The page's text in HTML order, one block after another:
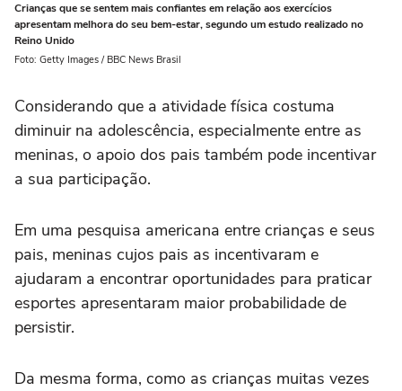
Crianças que se sentem mais confiantes em relação aos exercícios
apresentam melhora do seu bem-estar, segundo um estudo realizado no
Reino Unido
Foto: Getty Images / BBC News Brasil
Considerando que a atividade física costuma
diminuir na adolescência, especialmente entre as
meninas, o apoio dos pais também pode incentivar
a sua participação.
Em uma pesquisa americana entre crianças e seus
pais, meninas cujos pais as incentivaram e
ajudaram a encontrar oportunidades para praticar
esportes apresentaram maior probabilidade de
persistir.
Da mesma forma, como as crianças muitas vezes